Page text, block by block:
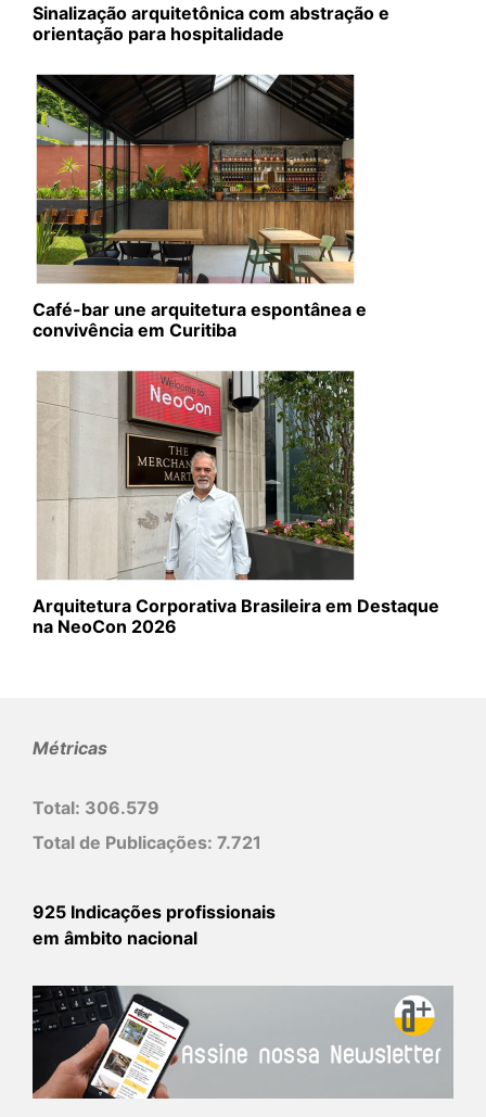
Sinalização arquitetônica com abstração e
orientação para hospitalidade
Café-bar une arquitetura espontânea e
convivência em Curitiba
Arquitetura Corporativa Brasileira em Destaque
na NeoCon 2026
Métricas
Total: 306.579
Total de Publicações: 7.721
925 Indicações profissionais
em âmbito nacional